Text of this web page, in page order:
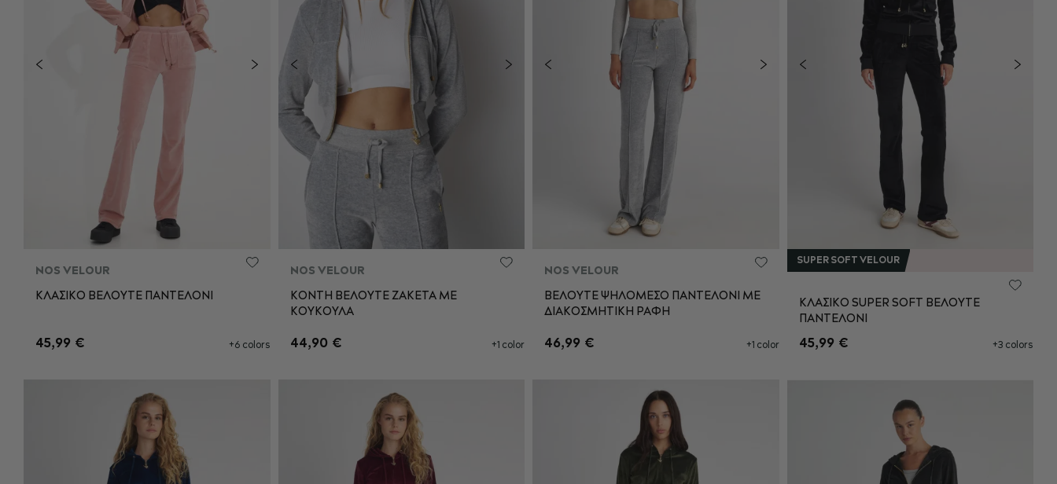
ΠΡΟΣΘΉΚΗ ΣΤΟ ΚΑΛΆΘΙ
NOS VELOUR
ΚΛΑΣΙΚΟ ΒΕΛΟΥΤΕ ΠΑΝΤΕΛΟΝΙ
45,99 € +6 colors
ΠΡΟΣΘΉΚΗ ΣΤΟ ΚΑΛΆΘΙ
NOS VELOUR
ΚΟΝΤΗ ΒΕΛΟΥΤΕ ΖΑΚΕΤΑ ΜΕ
ΚΟΥΚΟΥΛΑ
44,90 € +1 color
ΠΡΟΣΘΉΚΗ ΣΤΟ ΚΑΛΆΘΙ
NOS VELOUR
ΒΕΛΟΥΤΕ ΨΗΛΟΜΕΣΟ ΠΑΝΤΕΛΟΝΙ ΜΕ
ΔΙΑΚΟΣΜΗΤΙΚΗ ΡΑΦΗ
46,99 € +1 color
ΠΡΟΣΘΉΚΗ ΣΤΟ ΚΑΛΆΘΙ
SUPER SOFT VELOUR
ΚΛΑΣΙΚΟ SUPER SOFT ΒΕΛΟΥΤΕ
ΠΑΝΤΕΛΟΝΙ
45,99 € +3 colors